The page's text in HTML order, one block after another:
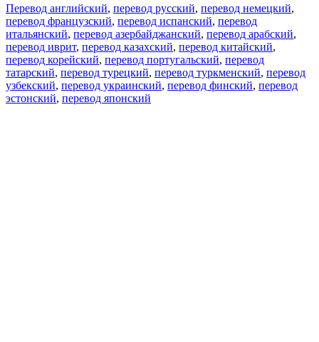
Перевод английский, перевод русский, перевод немецкий,
перевод французский, перевод испанский, перевод
итальянский, перевод азербайджанский, перевод арабский,
перевод иврит, перевод казахский, перевод китайский,
перевод корейский, перевод португальский, перевод
татарский, перевод турецкий, перевод туркменский, перевод
узбекский, перевод украинский, перевод финский, перевод
эстонский, перевод японский